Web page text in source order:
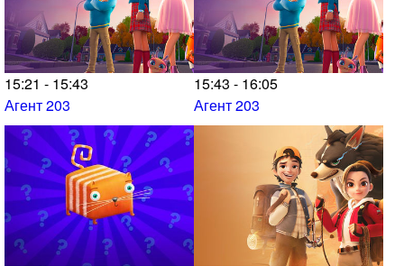
15:21 - 15:43
Агент 203
15:43 - 16:05
Агент 203